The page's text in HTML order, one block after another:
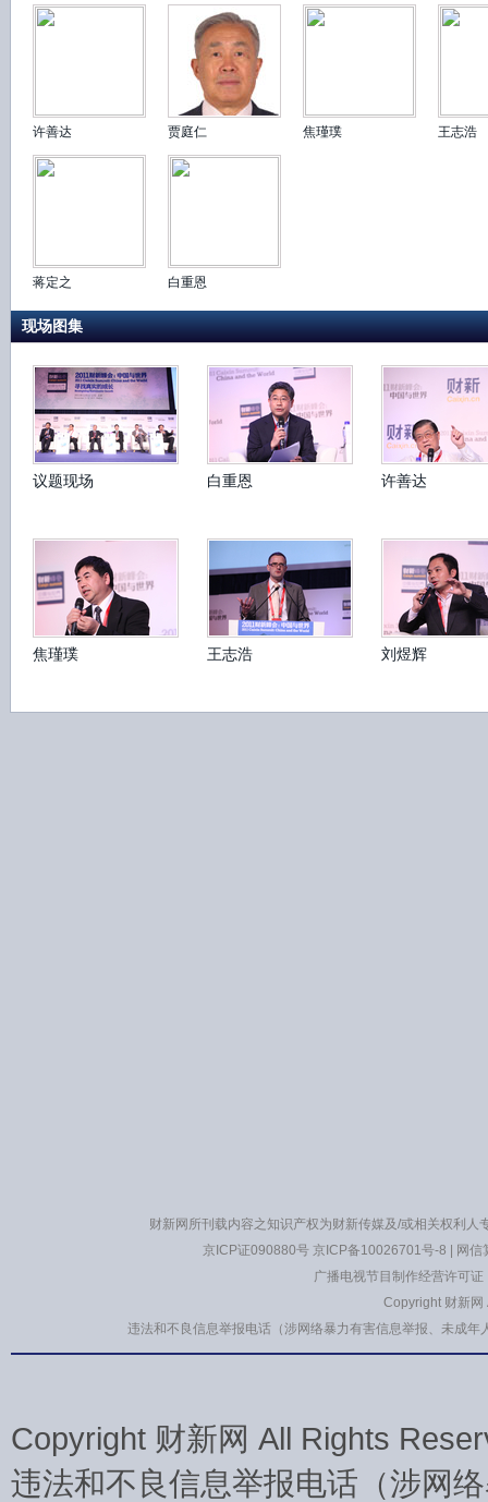
许善达 贾庭仁 焦瑾璞 王志浩
蒋定之 白重恩
现场图集
议题现场 白重恩 许善达
焦瑾璞 王志浩 刘煜辉
财新网所刊载内容之知识产权为财新传媒及/或相关权利
京ICP证090880号 京ICP备10026701号-8
网
广播电视节目制作经营许可
Copyright 财新
违法和不良信息举报电话（涉网络暴力有害信息举报、未成
Copyright 财新网 All Rights
违法和不良信息举报电话（涉网